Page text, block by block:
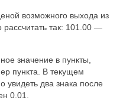
возможного выхода из
так: 101.00 —
значение в пункты,
пункта. В текущем
два знака после
0.01.